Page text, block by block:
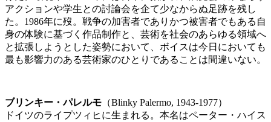
アクションや学生との討論会を企て少なからぬ足跡を残し
た。 1986年に歿。戦争の加害者でありかつ被害者でもある自
身の体験に基づく作品制作と、芸術を社会のあらゆる領域へ
と拡張しようとした姿勢において、ボイスは今日においても
最も影響力のある芸術家のひとりであることは間違いない。
ブリンキー・パレルモ （Blinky Palermo, 1943-1977）
ドイツのライプツィヒに生まれる。本名はペーター・ハイス